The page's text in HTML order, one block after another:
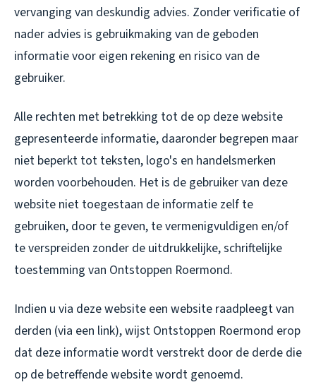
vervanging van deskundig advies. Zonder verificatie of
nader advies is gebruikmaking van de geboden
informatie voor eigen rekening en risico van de
gebruiker.
Alle rechten met betrekking tot de op deze website
gepresenteerde informatie, daaronder begrepen maar
niet beperkt tot teksten, logo's en handelsmerken
worden voorbehouden. Het is de gebruiker van deze
website niet toegestaan de informatie zelf te
gebruiken, door te geven, te vermenigvuldigen en/of
te verspreiden zonder de uitdrukkelijke, schriftelijke
toestemming van Ontstoppen Roermond.
Indien u via deze website een website raadpleegt van
derden (via een link), wijst Ontstoppen Roermond erop
dat deze informatie wordt verstrekt door de derde die
op de betreffende website wordt genoemd.